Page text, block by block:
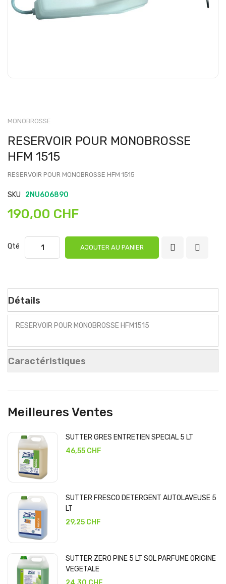
MONOBROSSE
RESERVOIR POUR MONOBROSSE
HFM 1515
RESERVOIR POUR MONOBROSSE HFM 1515
SKU 2NU606890
190,00 CHF
Qté AJOUTER AU PANIER
Détails
RESERVOIR POUR MONOBROSSE HFM1515
Caractéristiques
Meilleures Ventes
SUTTER GRES ENTRETIEN SPECIAL 5 LT
46,55 CHF
SUTTER FRESCO DETERGENT AUTOLAVEUSE 5
LT
29,25 CHF
SUTTER ZERO PINE 5 LT SOL PARFUME ORIGINE
VEGETALE